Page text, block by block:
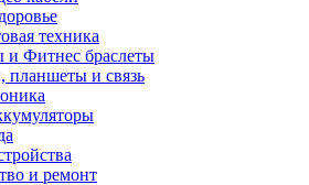
техника
и Фитнес браслеты
и связь
и ремонт